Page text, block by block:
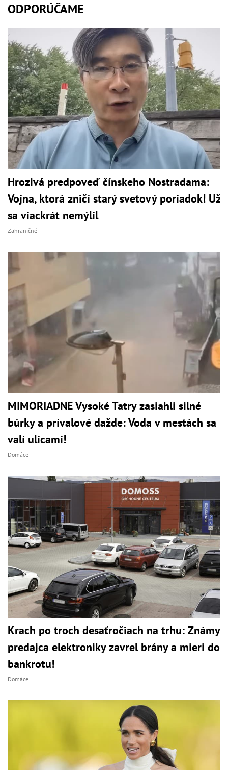
ODPORÚČAME
Hrozivá predpoveď čínskeho Nostradama:
Vojna, ktorá zničí starý svetový poriadok! Už
sa viackrát nemýlil
Zahraničné
MIMORIADNE Vysoké Tatry zasiahli silné
búrky a prívalové dažde: Voda v mestách sa
valí ulicami!
Domáce
Krach po troch desaťročiach na trhu: Známy
predajca elektroniky zavrel brány a mieri do
bankrotu!
Domáce